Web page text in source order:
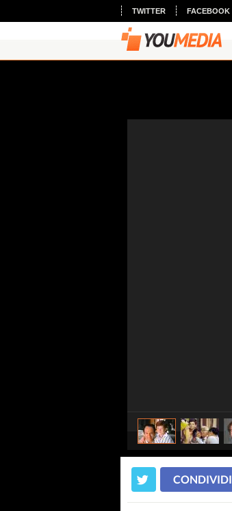
TWITTER FACEBOOK
CONDIVIDI